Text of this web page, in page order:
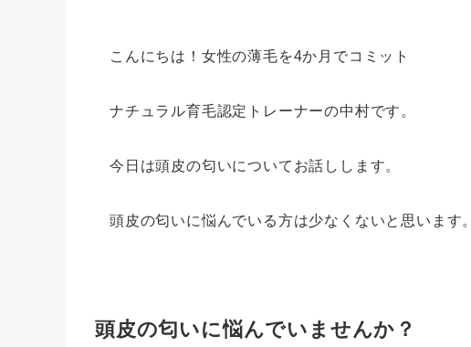
こんにちは！女性の薄毛を4か月でコミット
ナチュラル育毛認定トレーナーの中村です。
今日は頭皮の匂いについてお話しします。
頭皮の匂いに悩んでいる方は少なくないと思います。
頭皮の匂いに悩んでいませんか？